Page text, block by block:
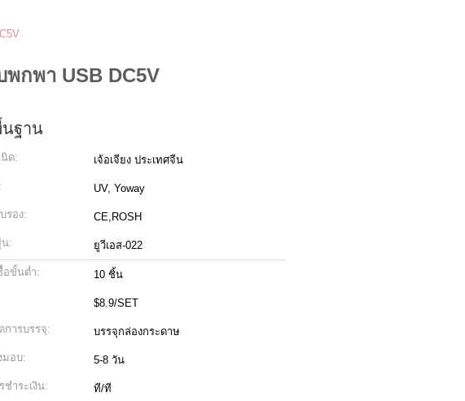
กพา USB DC5V
ฐาน
ด: เจ้อเจียง ประเทศจีน
UV, Yoway
รอง: CE,ROSH
น: ยูวีเอส-022
อขั้นต่ำ: 10 ชิ้น
$8.9/SET
การบรรจุ: บรรจุกล่องกระดาษ
มอบ: 5-8 วัน
ชำระเงิน: ที/ที